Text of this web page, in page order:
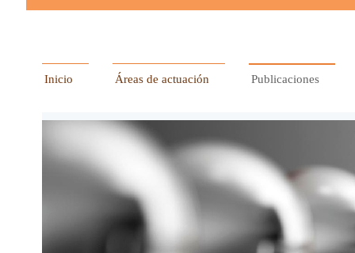
Inicio Áreas de actuación Publicaciones